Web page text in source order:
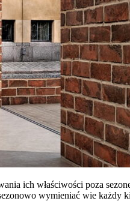
ich właściwości poza
wymieniać wie